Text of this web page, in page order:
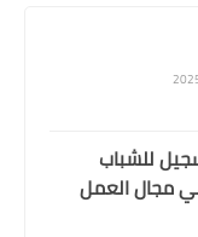
للشباب
مجال العمل